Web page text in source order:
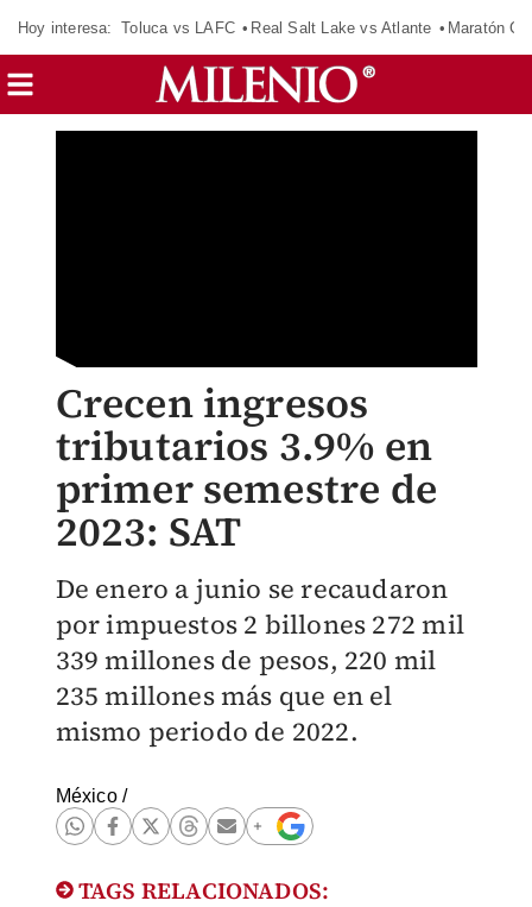
Hoy interesa: Toluca vs LAFC Real Salt Lake vs Atlante Maratón
Crecen ingresos
tributarios 3.9% en
primer semestre de
2023: SAT
De enero a junio se recaudaron
por impuestos 2 billones 272 mil
339 millones de pesos, 220 mil
235 millones más que en el
mismo periodo de 2022.
México/
TAGS RELACIONADOS: